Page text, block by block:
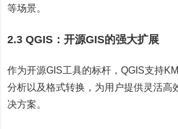
等场景。
2.3 QGIS：开源GIS的强大扩展
作为开源GIS工具的标杆，QGIS支持
分析以及格式转换，为用户提供灵活高
决方案。